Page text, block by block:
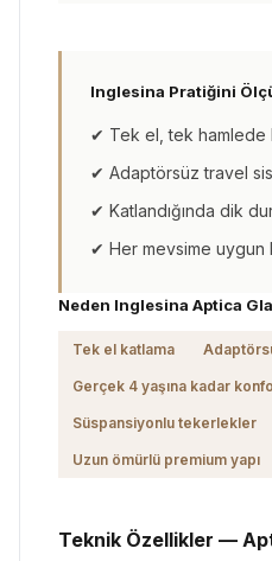
Inglesina Pratiğini
✔ Tek el, tek hamlede
✔ Adaptörsüz travel
✔ Katlandığında dik
✔ Her mevsime uygun
Neden Inglesina Aptica
Tek el katlama
Gerçek 4 yaşına kadar
Süspansiyonlu tekerlekler
Uzun ömürlü premium yapı
Teknik Özellikler —